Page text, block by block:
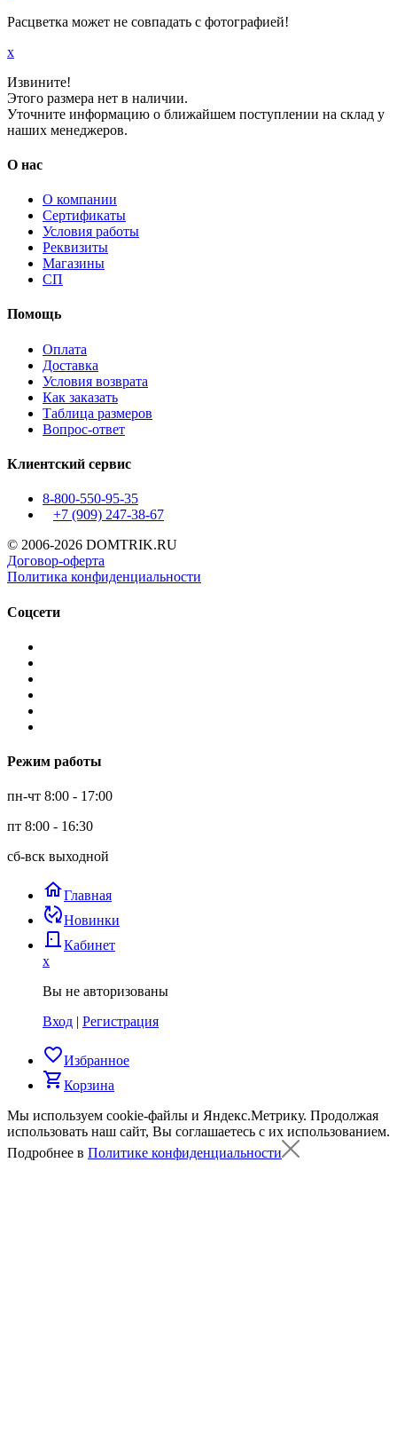
Расцветка может не совпадать с фотографией!
x
Извините!
Этого размера нет в наличии.
Уточните информацию о ближайшем поступлении на склад у
наших менеджеров.
О нас
О компании
Сертификаты
Условия работы
Реквизиты
Магазины
СП
Помощь
Оплата
Доставка
Условия возврата
Как заказать
Таблица размеров
Вопрос-ответ
Клиентский сервис
8-800-550-95-35
+7 (909) 247-38-67
© 2006-2026 DOMTRIK.RU
Договор-оферта
Политика конфиденциальности
Соцсети
Режим работы
пн-чт 8:00 - 17:00
пт 8:00 - 16:30
сб-вск выходной
homeГлавная
published_with_changesНовинки
door_back Кабинет
x
Вы не авторизованы
Вход | Регистрация
favorite_borderИзбранное
shopping_cartКорзина
Мы используем cookie-файлы и Яндекс.Метрику. Продолжая
использовать наш сайт, Вы соглашаетесь с их использованием.
Подробнее в Политике конфиденциальности